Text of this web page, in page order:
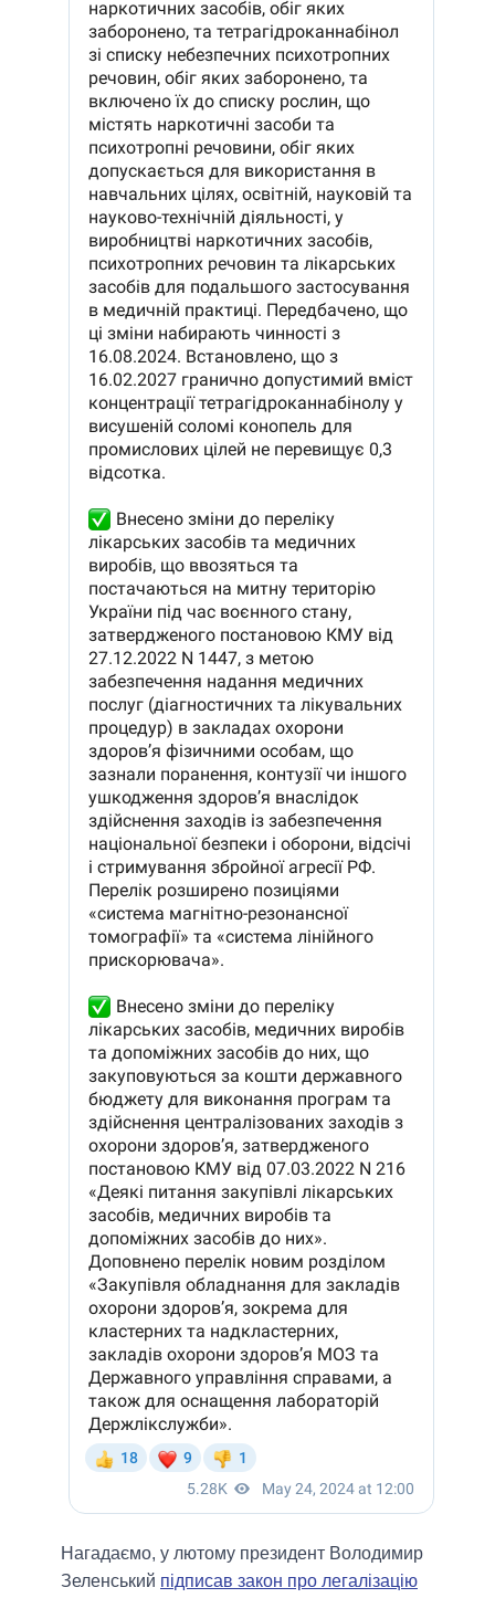
Нагадаємо, у лютому президент Володимир
Зеленський підписав закон про легалізацію